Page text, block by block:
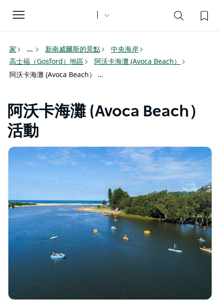
Toggle
navigation
家 ... 新南威爾斯的景點
中央海岸
高士福（Gosford）地區
阿沃卡海灘 (Avoca Beach）
阿沃卡海灘 (Avoca Beach） activities
阿沃卡海灘 (Avoca Beach）
活動